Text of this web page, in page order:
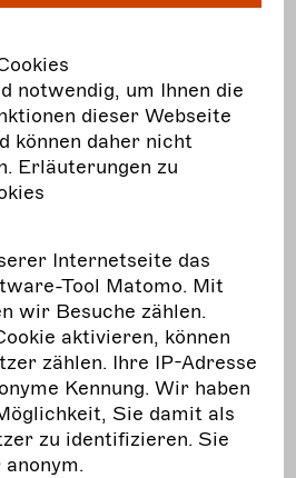
rund um:
oder nicht?
Ort der Leistung und
und unechte
für Theater (§ 4 Nr. 20
notwendig, um Ihnen die
dieser Webseite
können daher nicht
Erläuterungen zu
Internetseite das
Tool Matomo. Mit
wir Besuche zählen.
aktivieren, können
zählen. Ihre IP-Adresse
Kennung. Wir haben
Sie damit als
zu identifizieren. Sie